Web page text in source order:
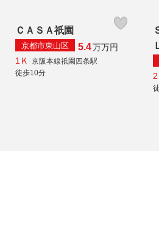
ＣＡＳＡ祇園
京都市東山区 5.4万万円
1Ｋ
京阪本線祇園四条駅
徒歩10分